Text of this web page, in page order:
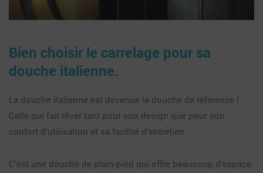
Bien choisir le carrelage pour sa
douche italienne.
La douche italienne est devenue la douche de référence !
Celle qui fait rêver tant pour son design que pour son
confort d’utilisation et sa facilité d’entretien.
C’est une douche de plain-pied qui offre beaucoup d’espace